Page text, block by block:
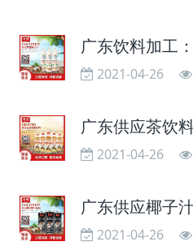
2021-04-26
广东供应茶饮
2021-04-26
广东供应椰子
2021-04-26